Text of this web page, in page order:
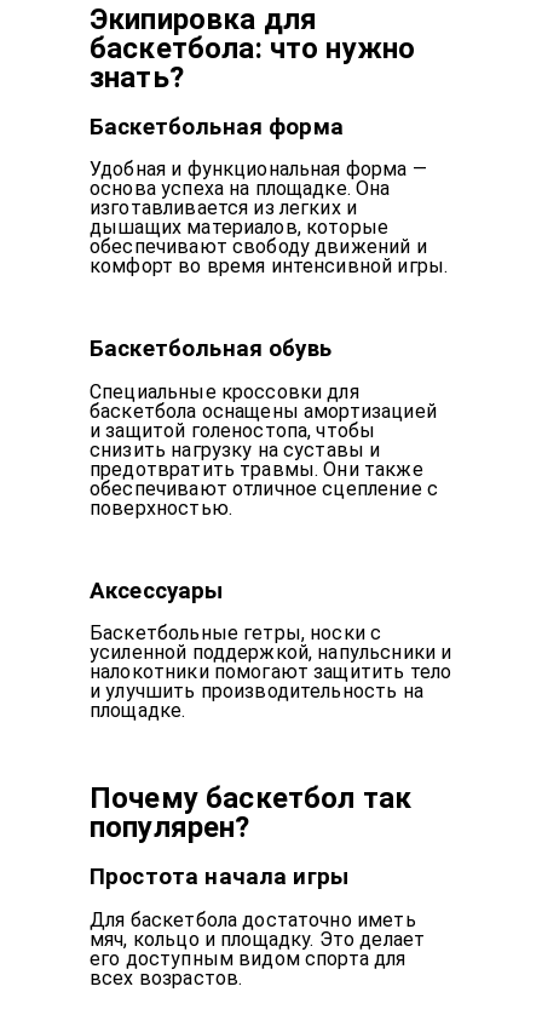
Экипировка для
баскетбола: что нужно
знать?
Баскетбольная форма
Удобная и функциональная форма —
основа успеха на площадке. Она
изготавливается из легких и
дышащих материалов, которые
обеспечивают свободу движений и
комфорт во время интенсивной игры.
Баскетбольная обувь
Специальные кроссовки для
баскетбола оснащены амортизацией
и защитой голеностопа, чтобы
снизить нагрузку на суставы и
предотвратить травмы. Они также
обеспечивают отличное сцепление с
поверхностью.
Аксессуары
Баскетбольные гетры, носки с
усиленной поддержкой, напульсники и
налокотники помогают защитить тело
и улучшить производительность на
площадке.
Почему баскетбол так
популярен?
Простота начала игры
Для баскетбола достаточно иметь
мяч, кольцо и площадку. Это делает
его доступным видом спорта для
всех возрастов.